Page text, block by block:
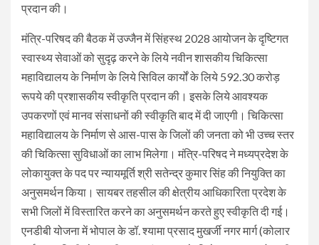
प्रदान की।
मंत्रि-परिषद की बैठक में उज्जैन में सिंहस्थ 2028 आयोजन के दृष्टिगत
स्वास्थ्य सेवाओं को सुदृढ़ करने के लिये नवीन शासकीय चिकित्सा
महाविद्यालय के निर्माण के लिये सिविल कार्यों के लिये 592.30 करोड़
रूपये की प्रशासकीय स्वीकृति प्रदान की। इसके लिये आवश्यक
उपकरणों एवं मानव संसाधनों की स्वीकृति बाद में दी जाएगी। चिकित्सा
महाविद्यालय के निर्माण से आस-पास के जिलों की जनता को भी उच्च स्तर
की चिकित्सा सुविधाओं का लाभ मिलेगा। मंत्रि-परिषद ने मध्यप्रदेश के
लोकायुक्त के पद पर न्यायमूर्ति श्री सतेन्द्र कुमार सिंह की नियुक्ति का
अनुसमर्थन किया। सायबर तहसील की क्षेत्रीय आधिकारिता प्रदेश के
सभी जिलों में विस्तारित करने का अनुसमर्थन करते हुए स्वीकृति दी गई।
एनडीबी योजना में भोपाल के डॉ. श्यामा प्रसाद मुखर्जी नगर मार्ग (कोलार